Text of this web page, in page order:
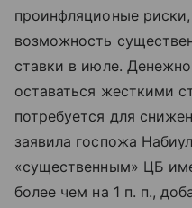
проинфляционые
возможность
ставки в июле.
оставаться жесткими
потребуется для
заявила госпожа
«существенным» ЦБ
более чем на 1 п. п.,